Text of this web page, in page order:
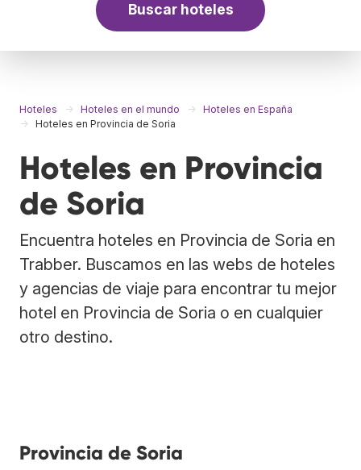
Buscar hoteles
Hoteles Hoteles en el mundo
Hoteles en España
Hoteles en Provincia de Soria
Hoteles en Provincia
de Soria
Encuentra hoteles en Provincia de Soria en
Trabber. Buscamos en las webs de hoteles
y agencias de viaje para encontrar tu mejor
hotel en Provincia de Soria o en cualquier
otro destino.
Provincia de Soria